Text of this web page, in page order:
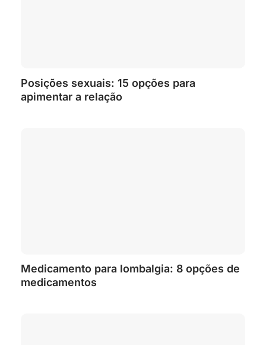
Posições sexuais: 15 opções para
apimentar a relação
Medicamento para lombalgia: 8 opções de
medicamentos